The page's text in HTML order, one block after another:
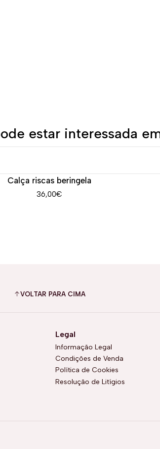
estar interessada
Calça riscas beringela
36,00€
VOLTAR PARA CIMA
Legal
Informação Legal
Condições de Venda
Política de Cookies
Resolução de Litígios